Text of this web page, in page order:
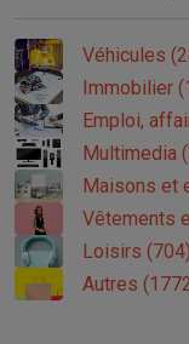
Véhicules
Immobilier
Emploi,
Multimedia
Maisons et
Vêtements
Loisirs (704)
Autres